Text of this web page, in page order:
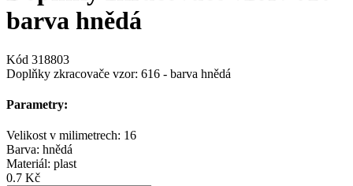
barva hnědá
Kód 318803
Doplňky zkracovače vzor: 616 - barva hnědá
Parametry:
Velikost v milimetrech: 16
Barva: hnědá
Materiál: plast
0.7 Kč